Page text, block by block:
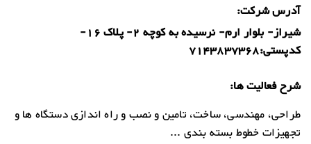
آدرس شرکت:
شیراز- بلوار ارم- نرسیده به کوچه 2- پلاک 16-
کدپستی:7143837368
شرح فعالیت ها:
طراحی، مهندسی، ساخت، تامین و نصب و راه اندازی دستگاه ها و
تجهیزات خطوط بسته بندی ...